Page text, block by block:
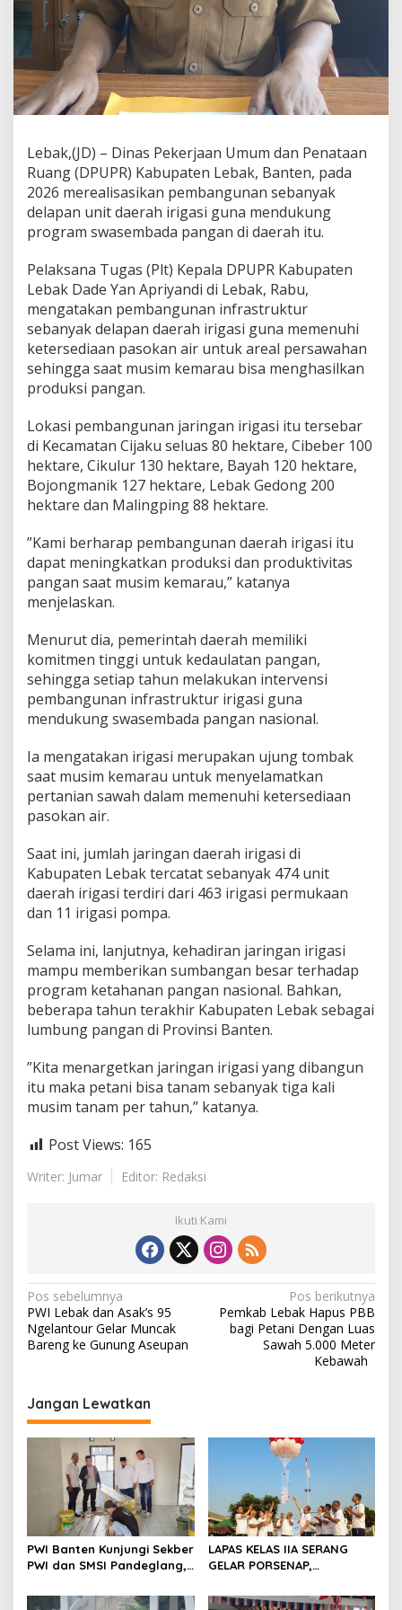
g
s
i
D
k
u
n
g
S
w
e
m
b
a
d
a
P
a
g
a
n
Lebak,(JD) – Dinas Pekerjaan Umum dan Penataan
Ruang (DPUPR) Kabupaten Lebak, Banten, pada
2026 merealisasikan pembangunan sebanyak
delapan unit daerah irigasi guna mendukung
program swasembada pangan di daerah itu.
‎Pelaksana Tugas (Plt) Kepala DPUPR Kabupaten
Lebak Dade Yan Apriyandi di Lebak, Rabu,
mengatakan pembangunan infrastruktur
sebanyak delapan daerah irigasi guna memenuhi
ketersediaan pasokan air untuk areal persawahan
sehingga saat musim kemarau bisa menghasilkan
produksi pangan.
‎Lokasi pembangunan jaringan irigasi itu tersebar
di Kecamatan Cijaku seluas 80 hektare, Cibeber 100
hektare, Cikulur 130 hektare, Bayah 120 hektare,
Bojongmanik 127 hektare, Lebak Gedong 200
hektare dan Malingping 88 hektare.
‎”Kami berharap pembangunan daerah irigasi itu
dapat meningkatkan produksi dan produktivitas
pangan saat musim kemarau,” katanya
menjelaskan.
‎Menurut dia, pemerintah daerah memiliki
komitmen tinggi untuk kedaulatan pangan,
sehingga setiap tahun melakukan intervensi
pembangunan infrastruktur irigasi guna
mendukung swasembada pangan nasional.
‎Ia mengatakan irigasi merupakan ujung tombak
saat musim kemarau untuk menyelamatkan
pertanian sawah dalam memenuhi ketersediaan
pasokan air.
‎Saat ini, jumlah jaringan daerah irigasi di
Kabupaten Lebak tercatat sebanyak 474 unit
daerah irigasi terdiri dari 463 irigasi permukaan
dan 11 irigasi pompa.
‎Selama ini, lanjutnya, kehadiran jaringan irigasi
mampu memberikan sumbangan besar terhadap
program ketahanan pangan nasional. Bahkan,
beberapa tahun terakhir Kabupaten Lebak sebagai
lumbung pangan di Provinsi Banten.
‎”Kita menargetkan jaringan irigasi yang dibangun
itu maka petani bisa tanam sebanyak tiga kali
musim tanam per tahun,” katanya.
Post Views: 165
Writer: Jumar Editor: Redaksi
Ikuti Kami
N
a
v
g
a
s
Pos sebelumnya
PWI Lebak dan Asak’s 95
Ngelantour Gelar Muncak
Bareng ke Gunung Aseupan
Pos berikutnya
Pemkab Lebak Hapus PBB
bagi Petani Dengan Luas
Sawah 5.000 Meter
Kebawah ‎
Jangan Lewatkan
PWI Banten Kunjungi Sekber
PWI dan SMSI Pandeglang,
Konferensi Organisasi
LAPAS KELAS IIA SERANG
GELAR PORSENAP,
DAN KEBERSAMAAN